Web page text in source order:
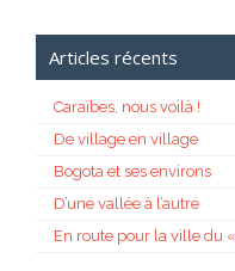
Articles récents
Caraïbes, nous voilà !
De village en village
Bogota et ses environs
D’une vallée à l’autre
En route pour la ville du